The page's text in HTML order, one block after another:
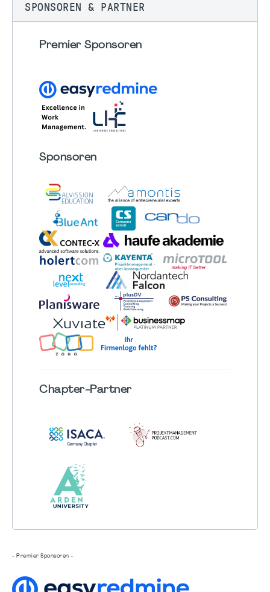
SPONSOREN & PARTNER
Premier Sponsoren
Sponsoren
Chapter-Partner
- Premier Sponsoren -